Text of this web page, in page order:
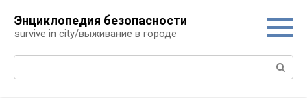
контенту
Энциклопедия безопасности
survive in city/выживание в городе
Поиск: